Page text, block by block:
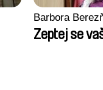
Barbora
Zeptej se